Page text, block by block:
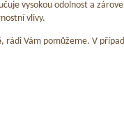
vysokou odolnost a
vlivy.
, rádi Vám pomůžeme. V